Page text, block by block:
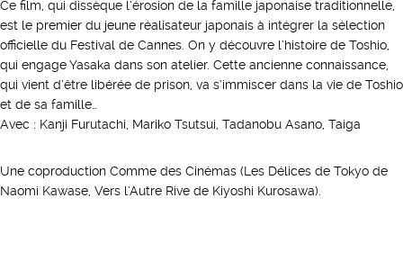
Ce film, qui dissèque l’érosion de la famille japonaise traditionnelle,
est le premier du jeune réalisateur japonais à intégrer la sélection
officielle du Festival de Cannes. On y découvre l’histoire de Toshio,
qui engage Yasaka dans son atelier. Cette ancienne connaissance,
qui vient d’être libérée de prison, va s’immiscer dans la vie de Toshio
et de sa famille…
Avec : Kanji Furutachi, Mariko Tsutsui, Tadanobu Asano, Taiga
Une coproduction Comme des Cinémas (Les Délices de Tokyo de
Naomi Kawase, Vers l’Autre Rive de Kiyoshi Kurosawa).